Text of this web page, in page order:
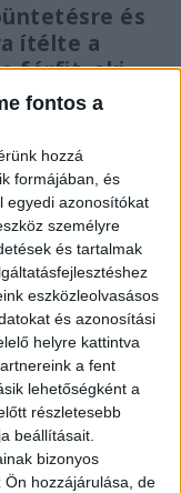
fontos a
hozzá
formájában, és
egyedi azonosítókat
személyre
és tartalmak
eszközleolvasásos
és azonosítási
helyre kattintva
a fent
lehetőségként a
részletesebb
beállításait.
bizonyos
Ön hozzájárulása, de
és
ítélte a
a férfit, aki
a férfi
szabadlábra.
megelőző
férfi
az egyik
délelőtt is
az alkohol,